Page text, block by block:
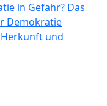
in Gefahr? Das
Demokratie
und